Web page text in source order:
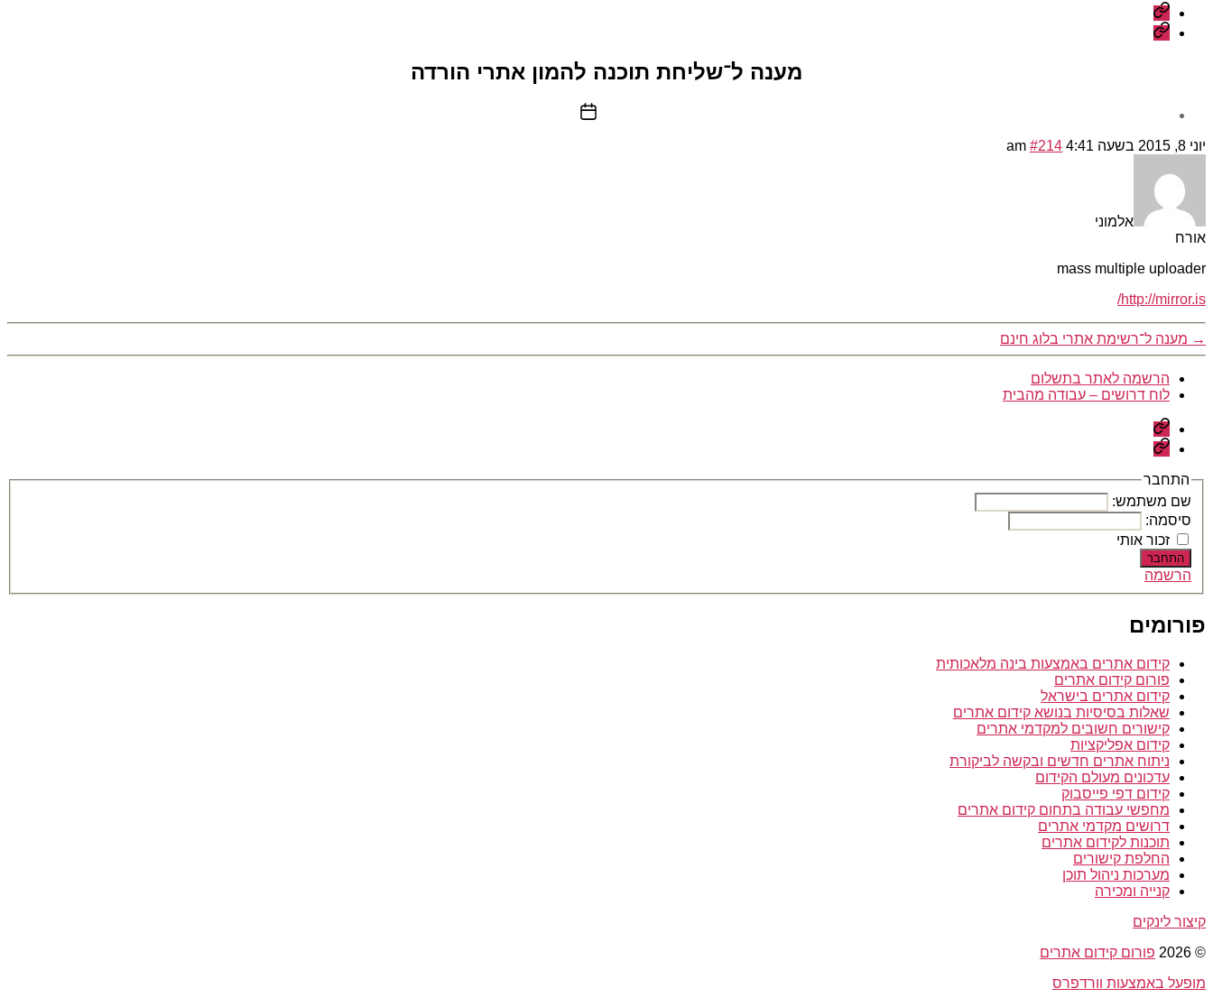
הרשמה
לאתר
בתשלום
לוח
דרושים
מענה ל־שליחת תוכנה להמון אתרי הורדה
תאריך
יוני 8, 2015 בשעה 4:41 am
#214
אלמוני
אורח
mass multiple uploader
http://mirror.is/
→ מענה ל־רשימת אתרי בלוג חינם
הרשמה לאתר בתשלום
לוח דרושים – עבודה מהבית
הרשמה
לאתר
בתשלום
לוח
דרושים
–
מהבית
התחבר
שם משתמש:
סיסמה:
זכור אותי
התחבר
הרשמה
פורומים
קידום אתרים באמצעות בינה מלאכותית
פורום קידום אתרים
קידום אתרים בישראל
שאלות בסיסיות בנושא קידום אתרים
קישורים חשובים למקדמי אתרים
קידום אפליקציות
ניתוח אתרים חדשים ובקשה לביקורת
עדכונים מעולם הקידום
קידום דפי פייסבוק
מחפשי עבודה בתחום קידום אתרים
דרושים מקדמי אתרים
תוכנות לקידום אתרים
החלפת קישורים
מערכות ניהול תוכן
קנייה ומכירה
קיצור לינקים
© 2026
פורום קידום אתרים
מופעל באמצעות וורדפרס